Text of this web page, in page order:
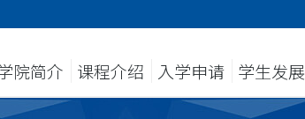
院简介 课程介绍 入学申请 学生发展